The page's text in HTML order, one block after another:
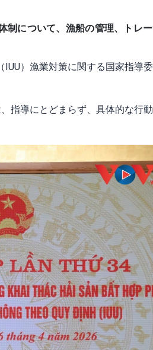
制について、漁船の管理、トレ
）漁業対策に関する国家指導
指導にとどまらず、具体的な行